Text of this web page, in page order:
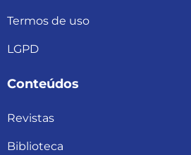
Termos de uso
LGPD
Conteúdos
Revistas
Biblioteca